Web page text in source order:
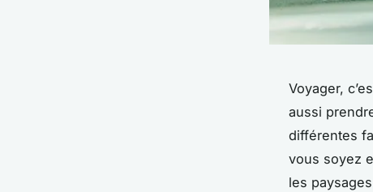
Voyager,
aussi
différentes
vous soyez
les